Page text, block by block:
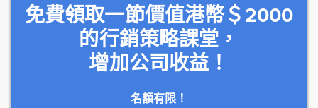
免費領取一節價值港幣＄2000
的行銷策略課堂，
增加公司收益！
名額有限！